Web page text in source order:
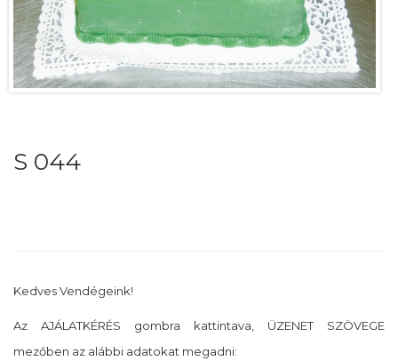
S 044
Kedves Vendégeink!
Az AJÁLATKÉRÉS gombra kattintava, ÜZENET SZÖVEGE
mezőben az alábbi adatokat megadni: